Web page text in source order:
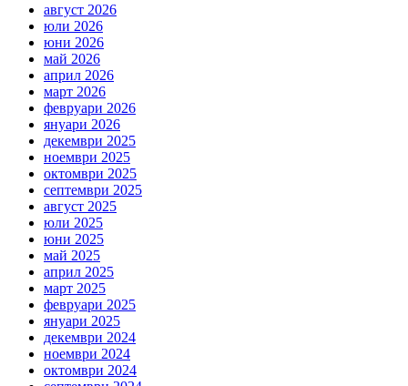
август 2026
юли 2026
юни 2026
май 2026
април 2026
март 2026
февруари 2026
януари 2026
декември 2025
ноември 2025
октомври 2025
септември 2025
август 2025
юли 2025
юни 2025
май 2025
април 2025
март 2025
февруари 2025
януари 2025
декември 2024
ноември 2024
октомври 2024